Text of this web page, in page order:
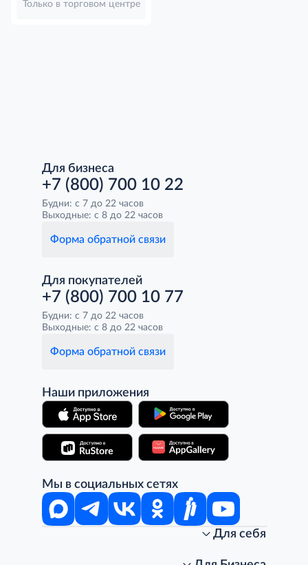
Только в торговом центре
Для бизнеса
+7 (800) 700 10 22
Будни: с 7 до 22 часов
Выходные: с 8 до 22 часов
Форма обратной связи
Для покупателей
+7 (800) 700 10 77
Будни: с 7 до 22 часов
Выходные: с 8 до 22 часов
Форма обратной связи
Наши приложения
Мы в социальных сетях
Для себя